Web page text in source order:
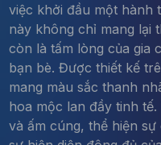
việc khởi đầu một hành
này không chỉ mang lại
còn là tấm lòng của gia
bạn bè. Được thiết kế
mang màu sắc thanh
hoa mộc lan đầy tinh
và ấm cúng, thể hiện